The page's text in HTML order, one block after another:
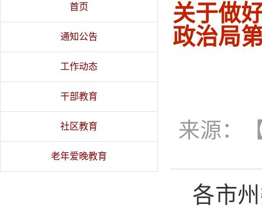
首页
通知公告
工作动态
干部教育
社区教育
老年爱晚教育
关于做
政治局
来源：
各市